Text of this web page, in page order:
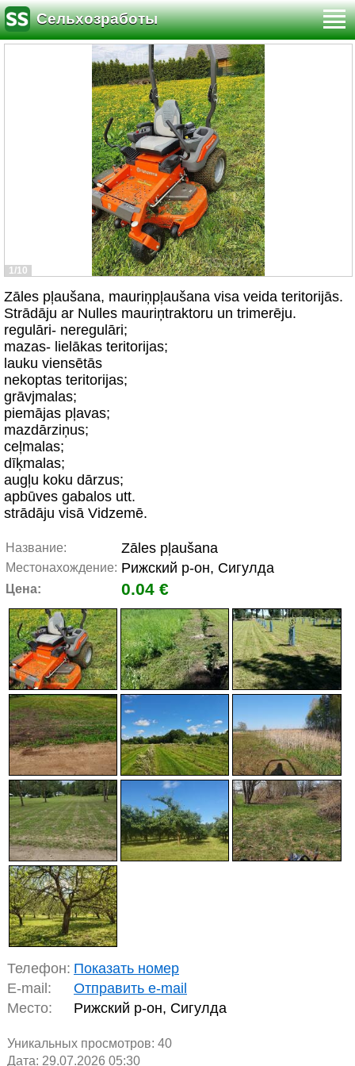
Сельхозработы
1/10
Zāles pļaušana, mauriņpļaušana visa veida teritorijās.
Strādāju ar Nulles mauriņtraktoru un trimerēju.
regulāri- neregulāri;
mazas- lielākas teritorijas;
lauku viensētās
nekoptas teritorijas;
grāvjmalas;
piemājas pļavas;
mazdārziņus;
ceļmalas;
dīķmalas;
augļu koku dārzus;
apbūves gabalos utt.
strādāju visā Vidzemē.
Название: Zāles pļaušana
Местонахождение: Рижский р-он, Сигулда
Цена: 0.04 €
Телефон: Показать номер
E-mail:
Отправить e-mail
Место:
Рижский р-он, Сигулда
Уникальных просмотров: 40
Дата: 29.07.2026 05:30